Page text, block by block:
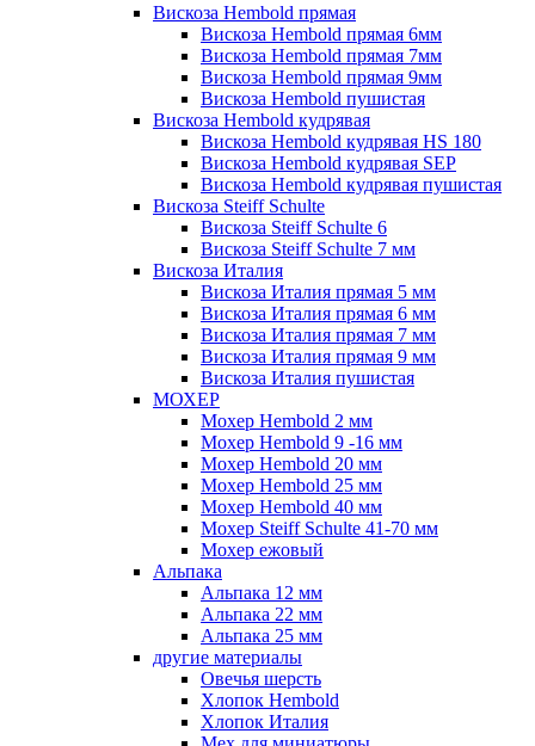
Вискоза Hembold прямая
Вискоза Hembold прямая 6мм
Вискоза Hembold прямая 7мм
Вискоза Hembold прямая 9мм
Вискоза Hembold пушистая
Вискоза Hembold кудрявая
Вискоза Hembold кудрявая HS 180
Вискоза Hembold кудрявая SEP
Вискоза Hembold кудрявая пушистая
Вискоза Steiff Schulte
Вискоза Steiff Schulte 6
Вискоза Steiff Schulte 7 мм
Вискоза Италия
Вискоза Италия прямая 5 мм
Вискоза Италия прямая 6 мм
Вискоза Италия прямая 7 мм
Вискоза Италия прямая 9 мм
Вискоза Италия пушистая
МОХЕР
Мохер Hembold 2 мм
Мохер Hembold 9 -16 мм
Мохер Hembold 20 мм
Мохер Hembold 25 мм
Мохер Hembold 40 мм
Мохер Steiff Schulte 41-70 мм
Мохер ежовый
Альпака
Альпака 12 мм
Альпака 22 мм
Альпака 25 мм
другие материалы
Овечья шерсть
Хлопок Hembold
Хлопок Италия